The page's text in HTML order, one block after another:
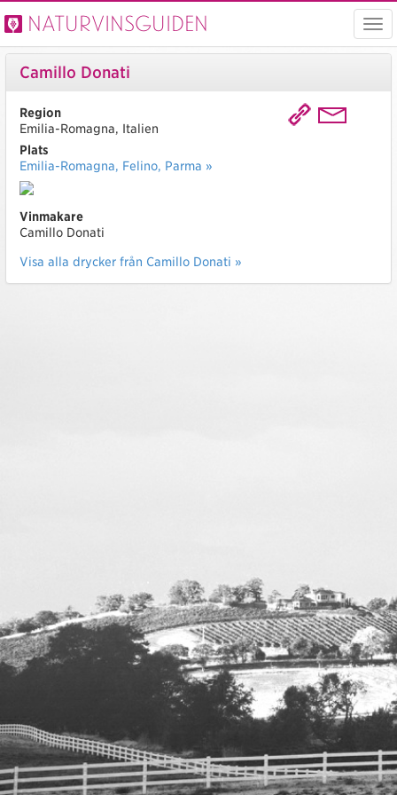
Visa
Naturvinsguiden
Camillo Donati
Region
Emilia-Romagna, Italien
Plats
Emilia-Romagna, Felino, Parma »
Vinmakare
Camillo Donati
Visa alla drycker från Camillo Donati »